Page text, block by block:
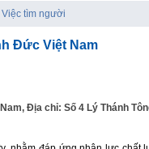
Việc tìm người
Đức Việt Nam
Địa chỉ: Số 4 Lý Thánh